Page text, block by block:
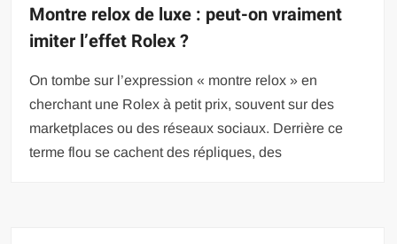
Montre relox de luxe : peut-on vraiment
imiter l’effet Rolex ?
On tombe sur l’expression « montre relox » en
cherchant une Rolex à petit prix, souvent sur des
marketplaces ou des réseaux sociaux. Derrière ce
terme flou se cachent des répliques, des